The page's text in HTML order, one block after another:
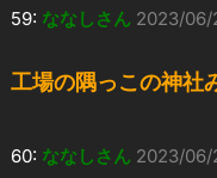
59: ななしさん 2023/06/
工場の隅っこの神社
60: ななしさん 2023/06/